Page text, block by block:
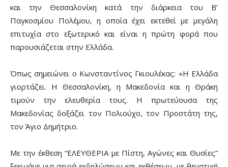
και την Θεσσαλονίκη κατά την διάρκεια του Β’
Παγκοσμίου Πολέμου, η οποία έχει εκτεθεί με μεγάλη
επιτυχία στο εξωτερικό και είναι η πρώτη φορά που
παρουσιάζεται στην Ελλάδα.
Όπως σημειώνει ο Κωνσταντίνος Γκιουλέκας: «Η Ελλάδα
γιορτάζει. Η Θεσσαλονίκη, η Μακεδονία και η Θράκη
τιμούν την ελευθερία τους. Η πρωτεύουσα της
Μακεδονίας δοξάζει τον Πολιούχο, τον Προστάτη της,
τον Άγιο Δημήτριο.
Με την έκθεση “ΕΛΕΥΘΕΡΙΑ με Πίστη, Αγώνες και Θυσίες”